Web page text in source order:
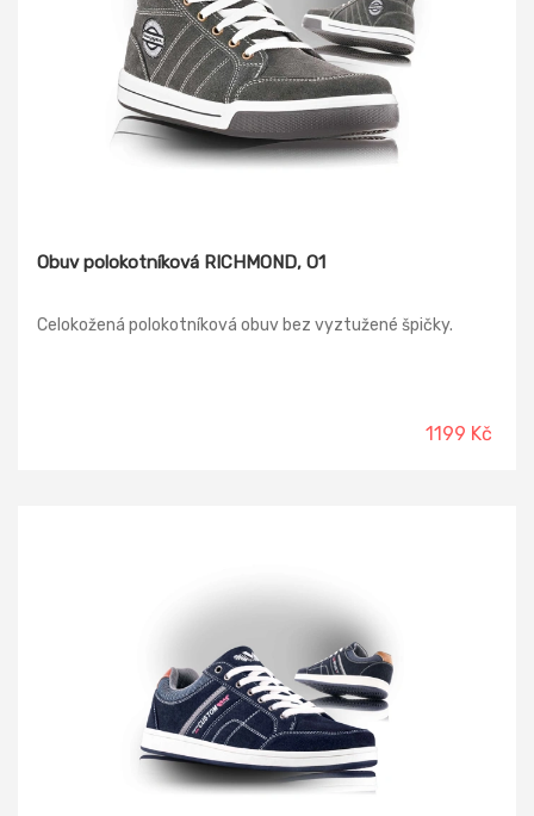
Obuv polokotníková RICHMOND, O1
Celokožená polokotníková obuv bez vyztužené špičky.
1199 Kč